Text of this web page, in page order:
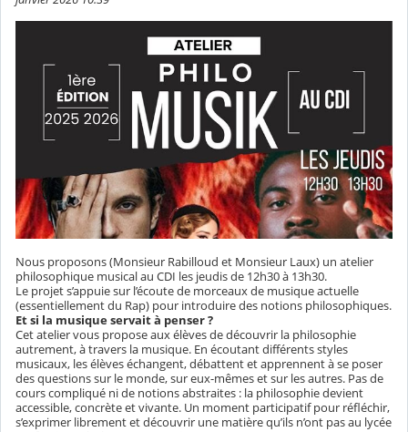
Nous proposons (Monsieur Rabilloud et Monsieur Laux) un atelier
philosophique musical au CDI les jeudis de 12h30 à 13h30.
Le projet s’appuie sur l’écoute de morceaux de musique actuelle
(essentiellement du Rap) pour introduire des notions philosophiques.
Et si la musique servait à penser ?
Cet atelier vous propose aux élèves de découvrir la philosophie
autrement, à travers la musique. En écoutant différents styles
musicaux, les élèves échangent, débattent et apprennent à se poser
des questions sur le monde, sur eux-mêmes et sur les autres. Pas de
cours compliqué ni de notions abstraites : la philosophie devient
accessible, concrète et vivante. Un moment participatif pour réfléchir,
s’exprimer librement et découvrir une matière qu’ils n’ont pas au lycée